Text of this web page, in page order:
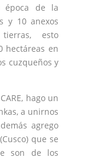
época de la
y 10 anexos
esto
hectáreas en
cuzqueños y
hago un
a unirnos
agrego
que se
son de los